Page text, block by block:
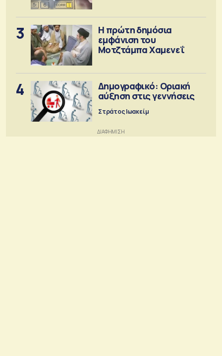
3
Η πρώτη δημόσια
εμφάνιση του
Μοτζτάμπα Χαμενεΐ
4
Δημογραφικό: Οριακή
αύξηση στις γεννήσεις
Στράτος Ιωακείμ